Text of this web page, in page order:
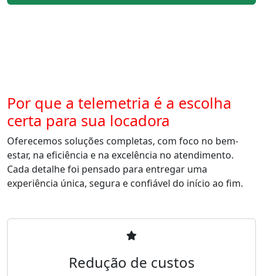
Por que a telemetria é a escolha
certa para sua locadora
Oferecemos soluções completas, com foco no bem-
estar, na eficiência e na excelência no atendimento.
Cada detalhe foi pensado para entregar uma
experiência única, segura e confiável do início ao fim.
Redução de custos